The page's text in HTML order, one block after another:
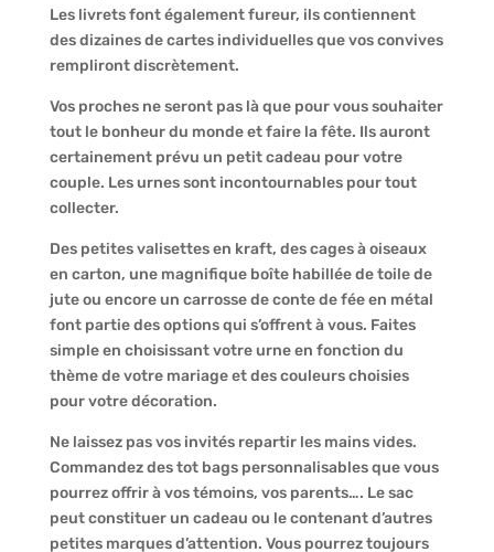
Les livrets font également fureur, ils contiennent
des dizaines de cartes individuelles que vos convives
rempliront discrètement.
Vos proches ne seront pas là que pour vous souhaiter
tout le bonheur du monde et faire la fête. Ils auront
certainement prévu un petit cadeau pour votre
couple. Les urnes sont incontournables pour tout
collecter.
Des petites valisettes en kraft, des cages à oiseaux
en carton, une magnifique boîte habillée de toile de
jute ou encore un carrosse de conte de fée en métal
font partie des options qui s’offrent à vous. Faites
simple en choisissant votre urne en fonction du
thème de votre mariage et des couleurs choisies
pour votre décoration.
Ne laissez pas vos invités repartir les mains vides.
Commandez des tot bags personnalisables que vous
pourrez offrir à vos témoins, vos parents…. Le sac
peut constituer un cadeau ou le contenant d’autres
petites marques d’attention. Vous pourrez toujours